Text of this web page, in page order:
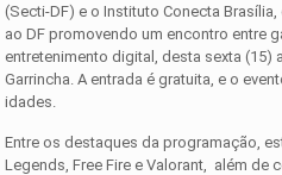
(Secti-DF) e o Instituto Conecta
ao DF promovendo um encontro entre
entretenimento digital, desta sexta (15)
Garrincha. A entrada é gratuita, e o
idades.
Entre os destaques da programação,
Legends, Free Fire e Valorant, além